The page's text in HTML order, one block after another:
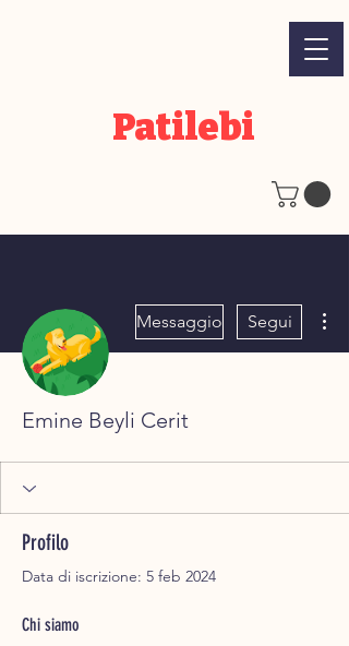
Patilebi
Messaggio Segui
Emine Beyli Cerit
Profilo
Data di iscrizione: 5 feb 2024
Chi siamo